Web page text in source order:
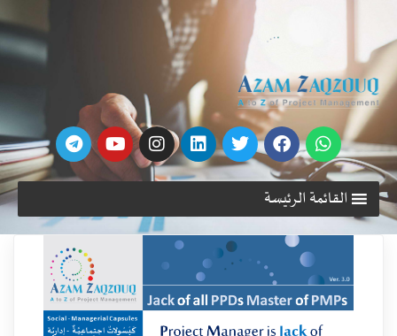
القائمة الرئيسة